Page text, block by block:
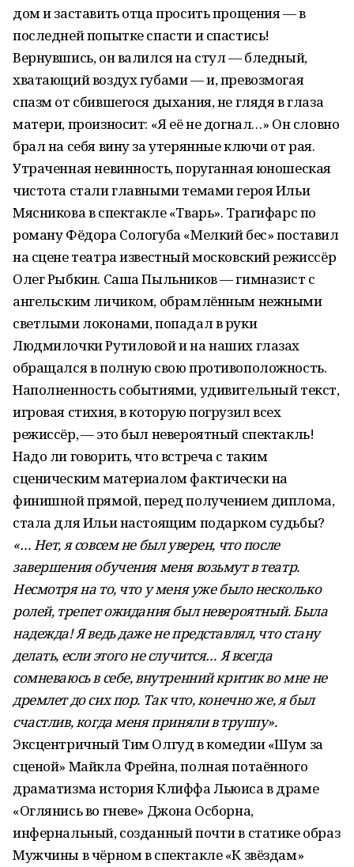
дом и заставить отца просить прощения — в
последней попытке спасти и спастись!
Вернувшись, он валился на стул — бледный,
хватающий воздух губами — и, превозмогая
спазм от сбившегося дыхания, не глядя в глаза
матери, произносит: «Я её не догнал…» Он словно
брал на себя вину за утерянные ключи от рая.
Утраченная невинность, поруганная юношеская
чистота стали главными темами героя Ильи
Мясникова в спектакле «Тварь». Трагифарс по
роману Фёдора Сологуба «Мелкий бес» поставил
на сцене театра известный московский режиссёр
Олег Рыбкин. Саша Пыльников — гимназист с
ангельским личиком, обрамлённым нежными
светлыми локонами, попадал в руки
Людмилочки Рутиловой и на наших глазах
обращался в полную свою противоположность.
Наполненность событиями, удивительный текст,
игровая стихия, в которую погрузил всех
режиссёр, — это был невероятный спектакль!
Надо ли говорить, что встреча с таким
сценическим материалом фактически на
финишной прямой, перед получением диплома,
стала для Ильи настоящим подарком судьбы?
«… Нет, я совсем не был уверен, что после
завершения обучения меня возьмут в театр.
Несмотря на то, что у меня уже было несколько
ролей, трепет ожидания был невероятный. Была
надежда! Я ведь даже не представлял, что стану
делать, если этого не случится… Я всегда
сомневаюсь в себе, внутренний критик во мне не
дремлет до сих пор. Так что, конечно же, я был
счастлив, когда меня приняли в труппу».
Эксцентричный Тим Олгуд в комедии «Шум за
сценой» Майкла Фрейна, полная потаённого
драматизма история Клиффа Льюиса в драме
«Оглянись во гневе» Джона Осборна,
инфернальный, созданный почти в статике образ
Мужчины в чёрном в спектакле «К звёздам»